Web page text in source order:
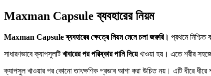
Maxman Capsule ব্যবহারের নিয়ম
Maxman Capsule ব্যবহারের ক্ষেত্রে নিয়ম মেনে চলা জরুরি। প্রথমে নিশ্চিত
সাধারণভাবে ক্যাপসুলটিখাবারের পর পরিষ্কার পানি দিয়েখাওয়া হয়। এতে শরীর সহজে
ক্যাপসুল খাওয়ার পর কোনো তাৎক্ষণিক প্রভাব আশা করা উচিত নয়। এটি ধীরে ধীরে